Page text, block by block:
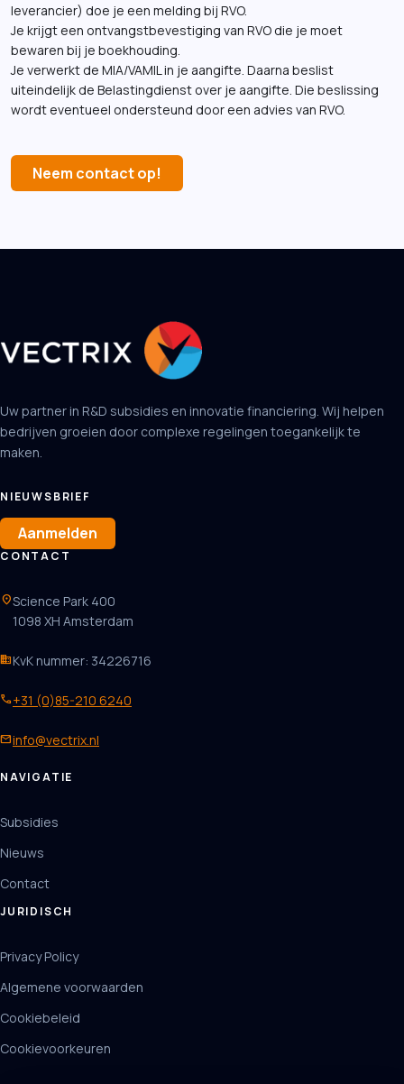
leverancier) doe je een melding bij RVO.
Je krijgt een ontvangstbevestiging van RVO die je moet
bewaren bij je boekhouding.
Je verwerkt de MIA/VAMIL in je aangifte. Daarna beslist
uiteindelijk de Belastingdienst over je aangifte. Die beslissing
wordt eventueel ondersteund door een advies van RVO.
Neem contact op!
Uw partner in R&D subsidies en innovatie financiering. Wij helpen
bedrijven groeien door complexe regelingen toegankelijk te
maken.
NIEUWSBRIEF
Aanmelden
CONTACT
location_onScience Park 400
1098 XH Amsterdam
businessKvK nummer: 34226716
phone+31 (0)85-210 6240
mailinfo@vectrix.nl
NAVIGATIE
Subsidies
Nieuws
Contact
JURIDISCH
Privacy Policy
Algemene voorwaarden
Cookiebeleid
Cookievoorkeuren